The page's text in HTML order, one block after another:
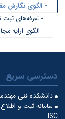
- الگوی نگارش
- تعرفه‌های ثبت
- الگوی ارایه
دسترسی سریع
دانشکده فنی
سامانه ثبت و
ISC